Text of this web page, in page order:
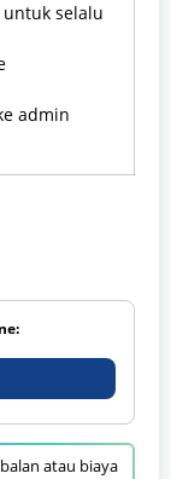
untuk selalu
admin
atau biaya